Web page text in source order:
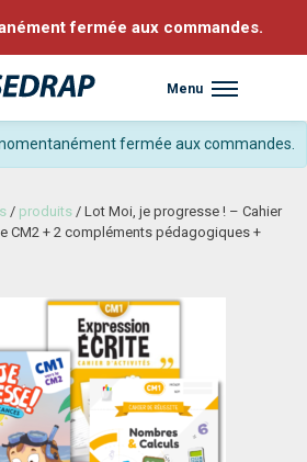
fermée aux commandes.
Menu
fermée aux commandes.
/ produits / Lot Moi, je progresse ! – Cahier
CM2 + 2 compléments pédagogiques +